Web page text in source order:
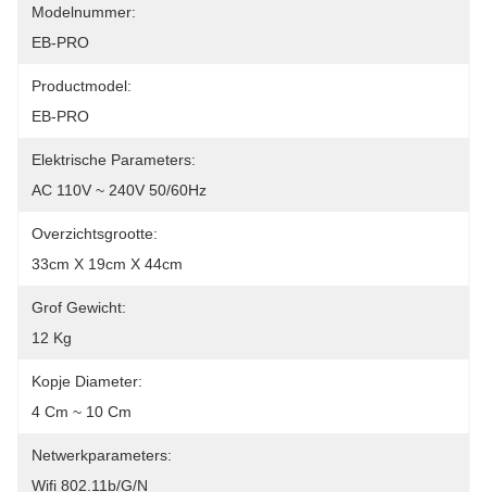
Modelnummer:
EB-PRO
Productmodel:
EB-PRO
Elektrische Parameters:
AC 110V ~ 240V 50/60Hz
Overzichtsgrootte:
33cm X 19cm X 44cm
Grof Gewicht:
12 Kg
Kopje Diameter:
4 Cm ~ 10 Cm
Netwerkparameters:
Wifi 802.11b/g/n